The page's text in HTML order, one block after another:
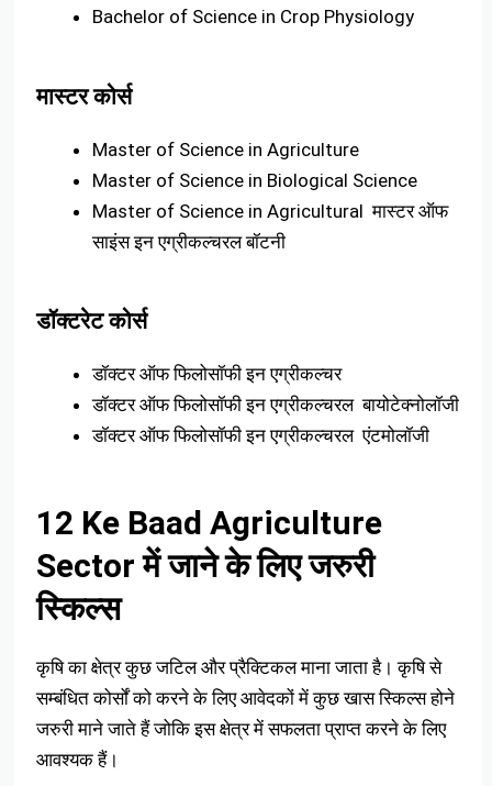
Bachelor of Science in Crop Physiology
मास्टर कोर्स
Master of Science in Agriculture
Master of Science in Biological Science
Master of Science in Agricultural मास्टर ऑफ
साइंस इन एग्रीकल्चरल बॉटनी
डॉक्टरेट कोर्स
डॉक्टर ऑफ फिलोसॉफी इन एग्रीकल्चर
डॉक्टर ऑफ फिलोसॉफी इन एग्रीकल्चरल बायोटेक्नोलॉजी
डॉक्टर ऑफ फिलोसॉफी इन एग्रीकल्चरल एंटमोलॉजी
12 Ke Baad Agriculture
Sector में जाने के लिए जरुरी
स्किल्स
कृषि का क्षेत्र कुछ जटिल और प्रैक्टिकल माना जाता है। कृषि से
सम्बंधित कोर्सों को करने के लिए आवेदकों में कुछ खास स्किल्स होने
जरुरी माने जाते हैं जोकि इस क्षेत्र में सफलता प्राप्त करने के लिए
आवश्यक हैं।